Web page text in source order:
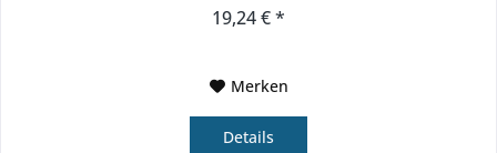
19,24 € *
Merken
Details